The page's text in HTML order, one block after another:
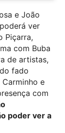
e João
ver
Piçarra,
com Buba
de artistas,
fado
e
com
poder ver a